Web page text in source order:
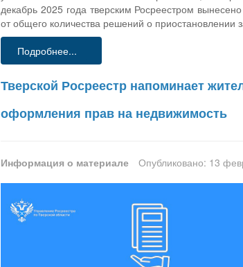
декабрь 2025 года тверским Росреестром
от общего количества решений о приостановлении
Подробнее...
Тверской Росреестр напоминает
оформления прав на недвижимость
Информация о материале
Опубликовано: 13